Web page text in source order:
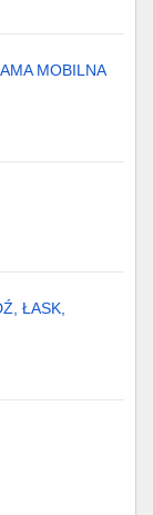
MOBILNA
ŁASK,